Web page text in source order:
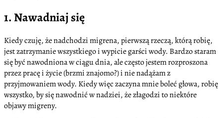
1. Nawadniaj się
Kiedy czuję, że nadchodzi migrena, pierwszą rzeczą, którą robię,
jest zatrzymanie wszystkiego i wypicie garści wody. Bardzo staram
się być nawodniona w ciągu dnia, ale często jestem rozproszona
przez pracę i życie (brzmi znajomo?) i nie nadążam z
przyjmowaniem wody. Kiedy więc zaczyna mnie boleć głowa, robię
wszystko, by się nawodnić w nadziei, że złagodzi to niektóre
objawy migreny.